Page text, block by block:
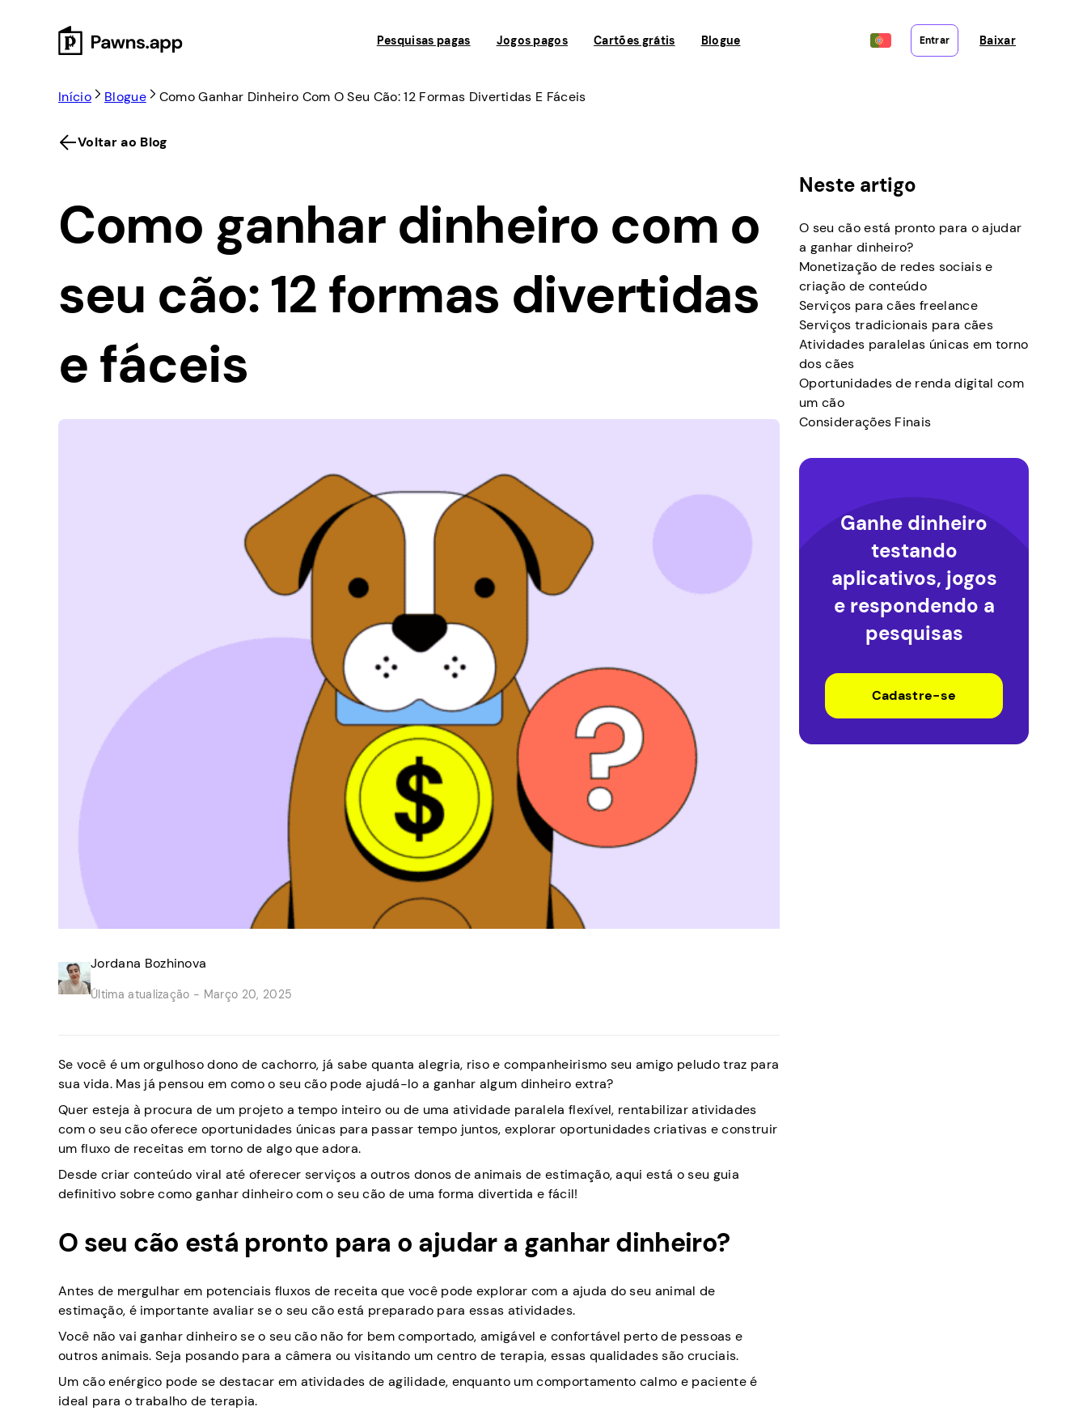
Pesquisas pagas Jogos pagos Cartões grátis Blogue Entrar Baixar
Início Blogue Como Ganhar Dinheiro Com O Seu Cão: 12 Formas Divertidas E Fáceis
Voltar ao Blog
Como ganhar dinheiro com o
seu cão: 12 formas divertidas
e fáceis
Jordana Bozhinova
Última atualização - Março 20, 2025
Se você é um orgulhoso dono de cachorro, já sabe quanta alegria, riso e companheirismo seu amigo peludo traz para
sua vida. Mas já pensou em como o seu cão pode ajudá-lo a ganhar algum dinheiro extra?
Quer esteja à procura de um projeto a tempo inteiro ou de uma atividade paralela flexível, rentabilizar atividades
com o seu cão oferece oportunidades únicas para passar tempo juntos, explorar oportunidades criativas e construir
um fluxo de receitas em torno de algo que adora.
Desde criar conteúdo viral até oferecer serviços a outros donos de animais de estimação, aqui está o seu guia
definitivo sobre como ganhar dinheiro com o seu cão de uma forma divertida e fácil!
O seu cão está pronto para o ajudar a ganhar dinheiro?
Antes de mergulhar em potenciais fluxos de receita que você pode explorar com a ajuda do seu animal de
estimação, é importante avaliar se o seu cão está preparado para essas atividades.
Você não vai ganhar dinheiro se o seu cão não for bem comportado, amigável e confortável perto de pessoas e
outros animais. Seja posando para a câmera ou visitando um centro de terapia, essas qualidades são cruciais.
Um cão enérgico pode se destacar em atividades de agilidade, enquanto um comportamento calmo e paciente é
ideal para o trabalho de terapia.
Neste artigo
O seu cão está pronto para o ajudar
a ganhar dinheiro?
Monetização de redes sociais e
criação de conteúdo
Serviços para cães freelance
Serviços tradicionais para cães
Atividades paralelas únicas em torno
dos cães
Oportunidades de renda digital com
um cão
Considerações Finais
Ganhe dinheiro
testando
aplicativos, jogos
e respondendo a
pesquisas
Cadastre-se